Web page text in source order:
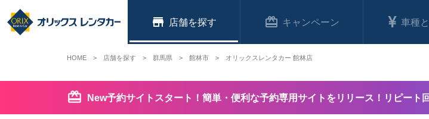
店舗 キャンペーン 車種
New予約サイトスタート！簡単・便利な予約専用サイトをリリース！リピート
HOME 店舗を探す 群馬県 館林市 オリックスレンタカー 館林店